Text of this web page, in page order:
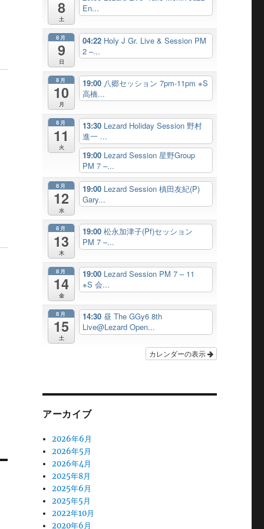
8
土
En...
8月
9
日
04:22 Holy J Gr. Live & Session PM
2 –...
8月
10
月
19:00 八郷セッション 7pm-11pm ※S
高橋...
8月
11
火
13:30 Lezard Holiday Session 野村
進一 ...
19:00 Lezard Session 星野Group
PM 7 –...
8月
12
水
19:00 Lezard Session 槙田友紀(P)
Gary...
8月
13
木
19:00松永加津子(Pf)セッション
PM 7 –...
8月
14
金
19:00 Lezard Session PM 7 – 11
※S 会...
8月
15
土
14:30昼 The GGy6 8th
Live@Lezard Open...
カレンダーの表示
アーカイブ
2026年6月
2026年5月
2026年4月
2025年8月
2025年6月
2025年5月
2022年10月
2020年6月